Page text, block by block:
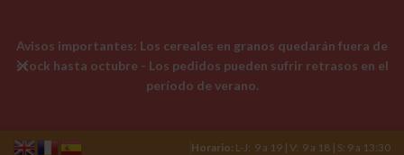
Horario: L-J: 9 a 19 | V: 9 a 18 | S: 9 a 13:30
Avisos importantes: Los cereales en granos quedarán fuera de
stock hasta octubre - Los pedidos pueden sufrir retrasos en el
período de verano.